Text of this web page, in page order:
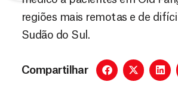
regiões mais remotas e de
Sudão do Sul.
Compartilhar